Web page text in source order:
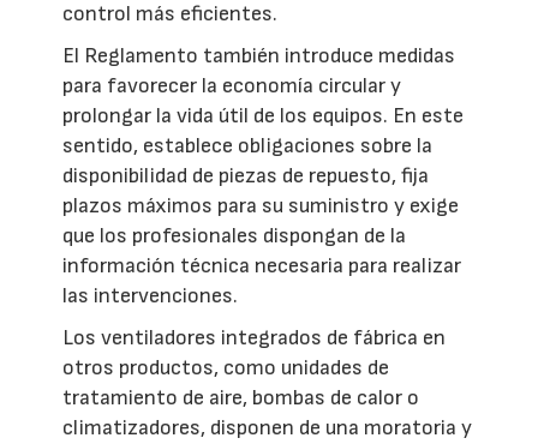
control más eficientes.
El Reglamento también introduce medidas
para favorecer la economía circular y
prolongar la vida útil de los equipos. En este
sentido, establece obligaciones sobre la
disponibilidad de piezas de repuesto, fija
plazos máximos para su suministro y exige
que los profesionales dispongan de la
información técnica necesaria para realizar
las intervenciones.
Los ventiladores integrados de fábrica en
otros productos, como unidades de
tratamiento de aire, bombas de calor o
climatizadores, disponen de una moratoria y